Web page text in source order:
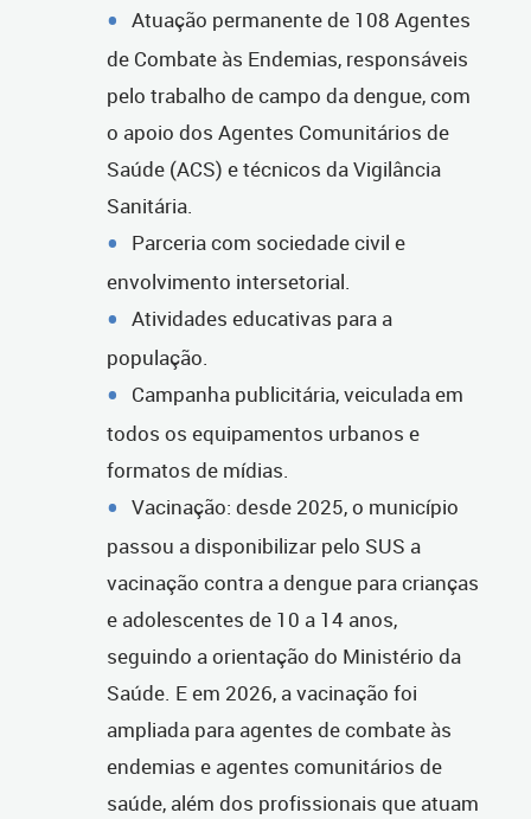
Atuação permanente de 108 Agentes
de Combate às Endemias, responsáveis
pelo trabalho de campo da dengue, com
o apoio dos Agentes Comunitários de
Saúde (ACS) e técnicos da Vigilância
Sanitária.
Parceria com sociedade civil e
envolvimento intersetorial.
Atividades educativas para a
população.
Campanha publicitária, veiculada em
todos os equipamentos urbanos e
formatos de mídias.
Vacinação: desde 2025, o município
passou a disponibilizar pelo SUS a
vacinação contra a dengue para crianças
e adolescentes de 10 a 14 anos,
seguindo a orientação do Ministério da
Saúde. E em 2026, a vacinação foi
ampliada para agentes de combate às
endemias e agentes comunitários de
saúde, além dos profissionais que atuam